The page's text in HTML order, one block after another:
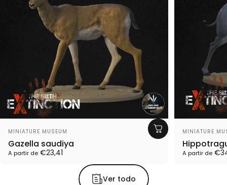
Proveedor:
MINIATURE MUSEUM
Gazella saudiya
A partir de €23,41
Proveedor:
MINIATURE
A partir de
Ver todo